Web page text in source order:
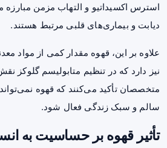
استرس اکسیداتیو و التهاب مزمن مبارزه
دیابت و بیماری‌های قلبی مرتبط هستند.
علاوه بر این، قهوه مقدار کمی از مواد
نیز دارد که در تنظیم متابولیسم گلوکز
متخصصان تأکید می‌کنند که قهوه
سالم و سبک زندگی فعال شود.
تأثیر قهوه بر حساسیت به